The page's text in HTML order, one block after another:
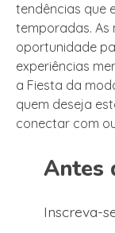
tendências que
temporadas. As
oportunidade
experiências
a Fiesta da
quem deseja
conectar com
Antes
Inscreva-